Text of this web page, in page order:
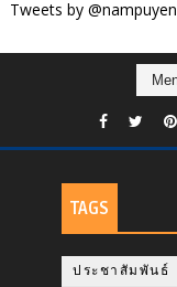
Tweets by @nampuyen
TAGS
ประชาสัมพันธ์